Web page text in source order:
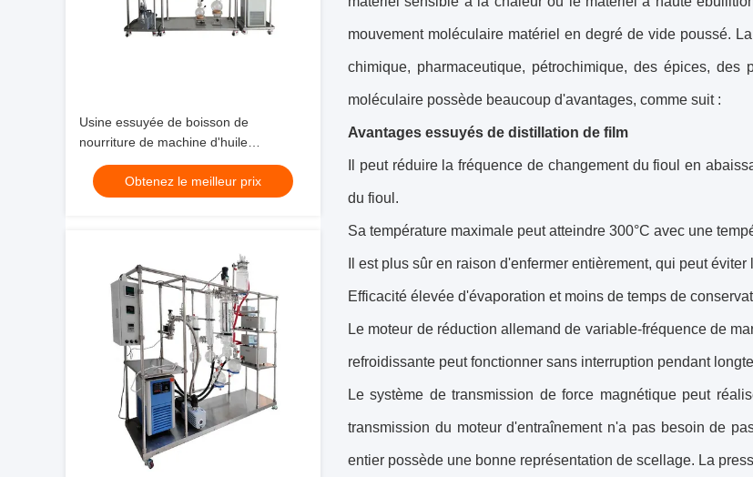
Usine essuyée de boisson de
nourriture de machine d'huile
essentielle d'équipement de distillation
de film
Obtenez le meilleur prix
mouvement moléculaire matériel en degré de vide poussé.
chimique, pharmaceutique, pétrochimique, des épices,
moléculaire possède beaucoup d'avantages, comme suit :
Avantages essuyés de distillation de film
Il peut réduire la fréquence de changement du fioul en
du fioul.
Sa température maximale peut atteindre 300°C avec une
Il est plus sûr en raison d'enfermer entièrement, qui peut
Efficacité élevée d'évaporation et moins de temps de
Le moteur de réduction allemand de variable-fréquence de
refroidissante peut fonctionner sans interruption pendant
Le système de transmission de force magnétique peut
transmission du moteur d'entraînement n'a pas besoin de
entier possède une bonne représentation de scellage. La